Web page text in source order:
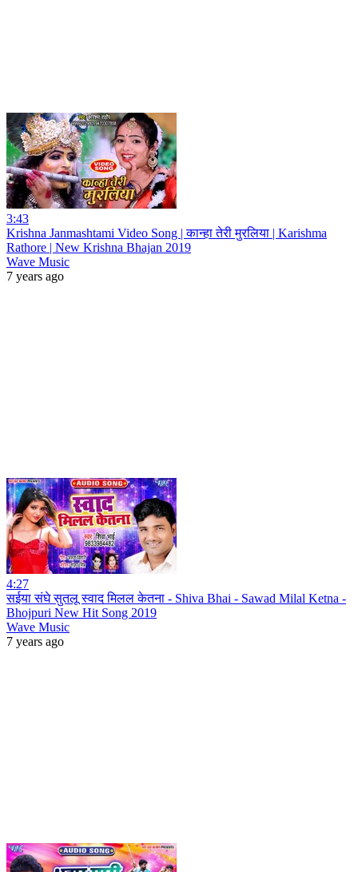
3:43
Krishna Janmashtami Video Song | कान्हा तेरी मुरलिया | Karishma
Rathore | New Krishna Bhajan 2019
Wave Music
7 years ago
4:27
सईया संघे सुतलू स्वाद मिलल केतना - Shiva Bhai - Sawad Milal Ketna -
Bhojpuri New Hit Song 2019
Wave Music
7 years ago